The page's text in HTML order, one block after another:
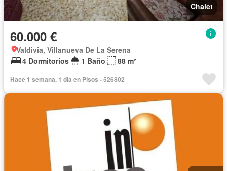
Chalet
60.000 €
Valdivia, Villanueva De La Serena
4 Dormitorios
1 Baño 88 m²
Hace 1 semana, 1 día en Pisos - 526802